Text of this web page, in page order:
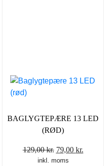
BAGLYGTEPÆRE 13 LED
(RØD)
129,00kr. Den
oprindelige
79,00 kr.
inkl. moms